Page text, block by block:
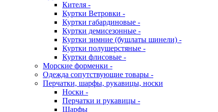
Кителя -
Куртки Ветровки -
Куртки габардиновые -
Куртки демисезонные -
Куртки зимние (бушлаты шинели) -
Куртки полушерстяные -
Куртки флисовые -
Морские форменки -
Одежда сопутствующие товары -
Перчатки, шарфы, рукавицы, носки
Носки -
Перчатки и рукавицы -
Шарфы